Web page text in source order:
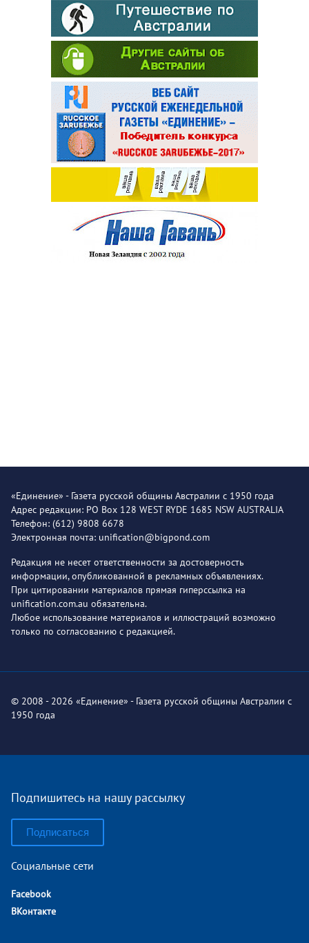
«Единение» - Газета русской общины Австралии с 1950 года
Адрес редакции: PO Box 128 WEST RYDE 1685 NSW AUSTRALIA
Телефон: (612) 9808 6678
Электронная почта: unification@bigpond.com
Редакция не несет ответственности за достоверность
информации, опубликованной в рекламных объявлениях.
При цитировании материалов прямая гиперссылка на
unification.com.au обязательна.
Любое использование материалов и иллюстраций возможно
только по согласованию с редакцией.
© 2008 - 2026 «Единение» - Газета русской общины Австралии с
1950 года
Подпишитесь на нашу рассылку
Подписаться
Социальные сети
Facebook
ВКонтакте